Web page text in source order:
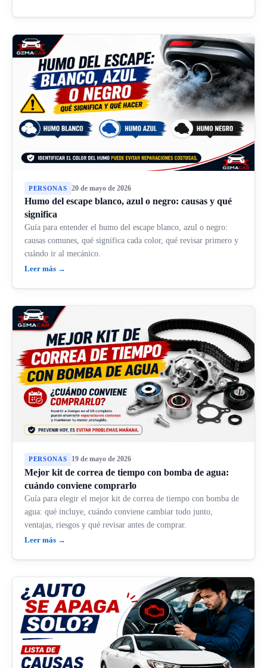
PERSONAS 20 de mayo de 2026
Humo del escape blanco, azul o negro: causas y qué
significa
Guía para entender el humo del escape blanco, azul o negro:
causas comunes, qué significa cada color, qué revisar primero y
cuándo ir al mecánico.
Leer más →
PERSONAS 19 de mayo de 2026
Mejor kit de correa de tiempo con bomba de agua:
cuándo conviene comprarlo
Guía para elegir el mejor kit de correa de tiempo con bomba de
agua: qué incluye, cuándo conviene cambiar todo junto,
ventajas, riesgos y qué revisar antes de comprar.
Leer más →